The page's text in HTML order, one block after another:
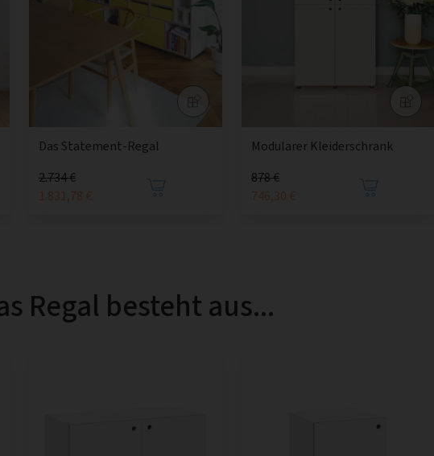
Das Statement-Regal
2.734 €
1.831,78 €
Modularer Kleiderschrank
878 €
746,30 €
Regal besteht aus...